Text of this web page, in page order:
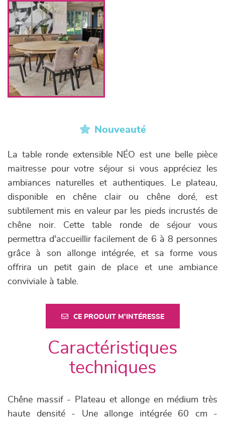
Nouveauté
La table ronde extensible NÉO est une belle pièce
maitresse pour votre séjour si vous appréciez les
ambiances naturelles et authentiques. Le plateau,
disponible en chêne clair ou chêne doré, est
subtilement mis en valeur par les pieds incrustés de
chêne noir. Cette table ronde de séjour vous
permettra d'accueillir facilement de 6 à 8 personnes
grâce à son allonge intégrée, et sa forme vous
offrira un petit gain de place et une ambiance
conviviale à table.
CE PRODUIT M'INTÉRESSE
Caractéristiques
techniques
Chêne massif - Plateau et allonge en médium très
haute densité - Une allonge intégrée 60 cm -